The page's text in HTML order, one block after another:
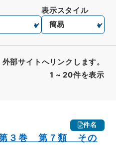
1 ~ 20件を表示
表示スタイル
部サイトへリンクします。
件名
３巻 第７類 その